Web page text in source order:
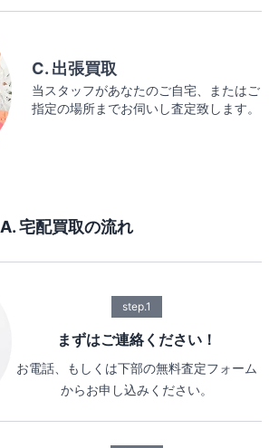
C. 出張買取
当スタッフがあなたのご自宅、またはご
指定の場所までお伺いし査定致します。
A. 宅配買取の流れ
step.1
まずはご連絡ください！
お電話、もしくは下部の無料査定フォーム
からお申し込みください。